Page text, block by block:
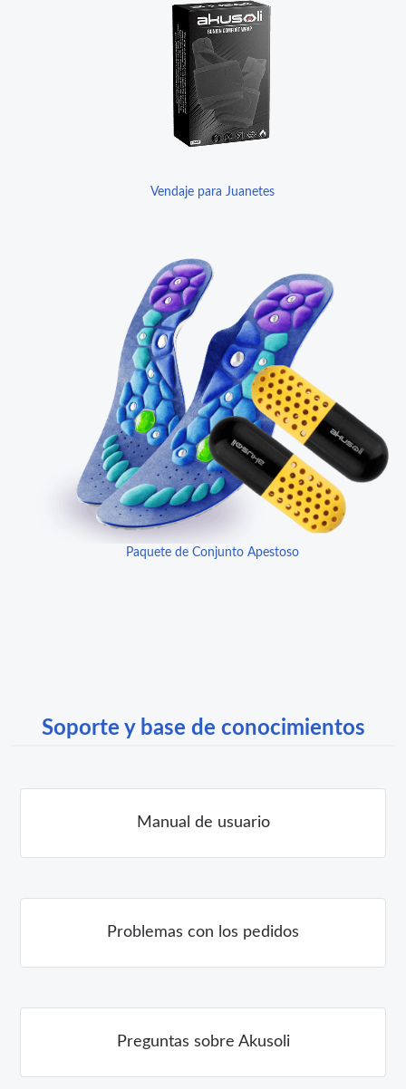
Vendaje para Juanetes
Paquete de Conjunto Apestoso
Soporte y base de conocimientos
Manual de usuario
Problemas con los pedidos
Preguntas sobre Akusoli